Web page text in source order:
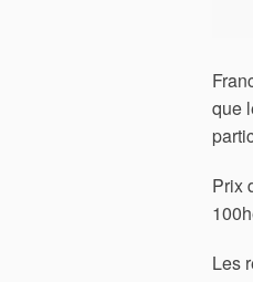
que
Prix
Les